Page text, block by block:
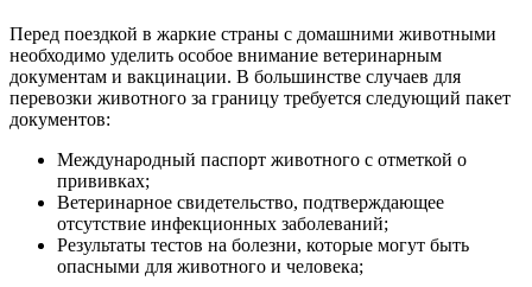
Перед поездкой в жаркие страны с домашними животными
необходимо уделить особое внимание ветеринарным
документам и вакцинации. В большинстве случаев для
перевозки животного за границу требуется следующий пакет
документов:
Международный паспорт животного с отметкой о
прививках;
Ветеринарное свидетельство, подтверждающее
отсутствие инфекционных заболеваний;
Результаты тестов на болезни, которые могут быть
опасными для животного и человека;